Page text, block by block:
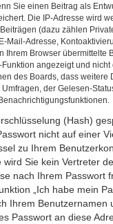
Sie einen Beitrag als
Die IP-Adresse wird
(dazu zählen
Mail-Adresse,
Ihrem Browser übermittelte
angezeigt und
des Boards, dass weitere
der Gelesen-
(Hash)
nicht auf einer
zu Ihrem
Sie kein Vertreter
nach Ihrem Passwort
„Ich habe mein
Ihrem Benutzernamen
Passwort an diese